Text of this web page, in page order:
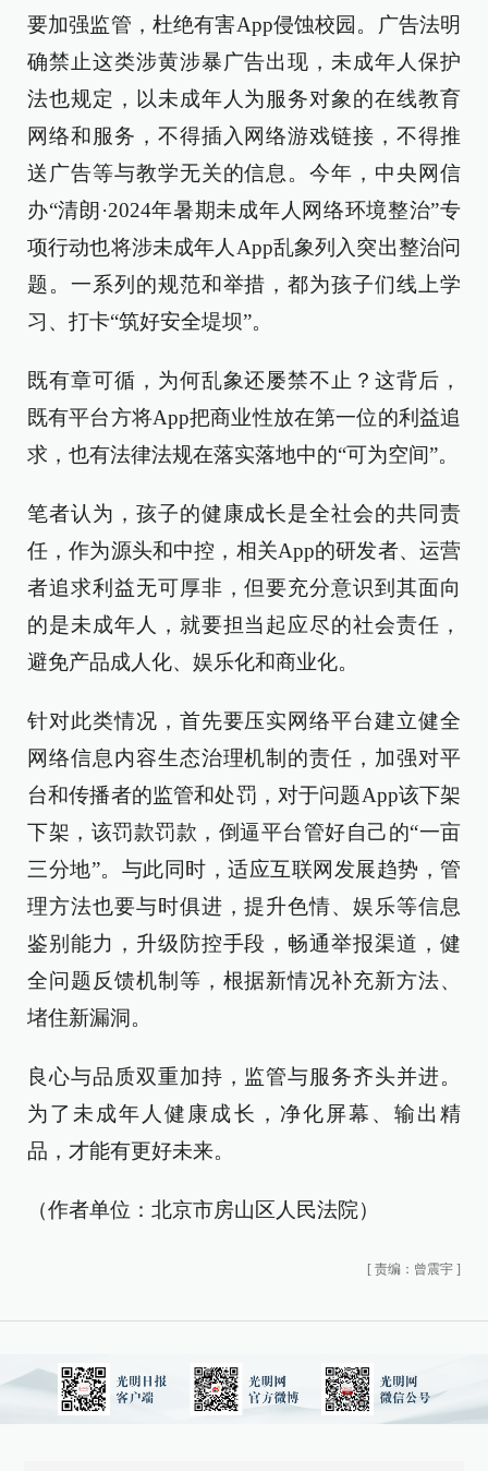
要加强监管，杜绝有害App侵蚀校园。广告法明
确禁止这类涉黄涉暴广告出现，未成年人保护
法也规定，以未成年人为服务对象的在线教育
网络和服务，不得插入网络游戏链接，不得推
送广告等与教学无关的信息。今年，中央网信
办“清朗·2024年暑期未成年人网络环境整治”专
项行动也将涉未成年人App乱象列入突出整治问
题。一系列的规范和举措，都为孩子们线上学
习、打卡“筑好安全堤坝”。
既有章可循，为何乱象还屡禁不止？这背后，
既有平台方将App把商业性放在第一位的利益追
求，也有法律法规在落实落地中的“可为空间”。
笔者认为，孩子的健康成长是全社会的共同责
任，作为源头和中控，相关App的研发者、运营
者追求利益无可厚非，但要充分意识到其面向
的是未成年人，就要担当起应尽的社会责任，
避免产品成人化、娱乐化和商业化。
针对此类情况，首先要压实网络平台建立健全
网络信息内容生态治理机制的责任，加强对平
台和传播者的监管和处罚，对于问题App该下架
下架，该罚款罚款，倒逼平台管好自己的“一亩
三分地”。与此同时，适应互联网发展趋势，管
理方法也要与时俱进，提升色情、娱乐等信息
鉴别能力，升级防控手段，畅通举报渠道，健
全问题反馈机制等，根据新情况补充新方法、
堵住新漏洞。
良心与品质双重加持，监管与服务齐头并进。
为了未成年人健康成长，净化屏幕、输出精
品，才能有更好未来。
（作者单位：北京市房山区人民法院）
[ 责编：曾震宇 ]